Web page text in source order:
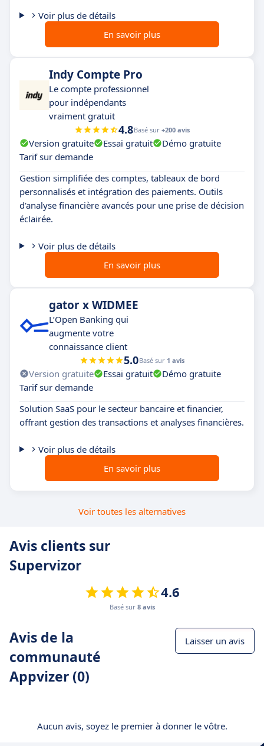
Voir plus de détails
En savoir plus
Indy Compte Pro
Le compte professionnel
pour indépendants
vraiment gratuit
4.8Basé sur +200 avis
Version gratuite Essai gratuit
Démo gratuite
Tarif sur demande
Gestion simplifiée des comptes, tableaux de bord
personnalisés et intégration des paiements. Outils
d'analyse financière avancés pour une prise de décision
éclairée.
Voir plus de détails
En savoir plus
gator x WIDMEE
L’Open Banking qui
augmente votre
connaissance client
5.0Basé sur 1 avis
Version gratuite Essai gratuit
Démo gratuite
Tarif sur demande
Solution SaaS pour le secteur bancaire et financier,
offrant gestion des transactions et analyses financières.
Voir plus de détails
En savoir plus
Voir toutes les alternatives
Avis clients sur
Supervizor
4.6
Basé sur 8 avis
Avis de la
communauté
Appvizer (0)
Laisser un avis
Aucun avis, soyez le premier à donner le vôtre.